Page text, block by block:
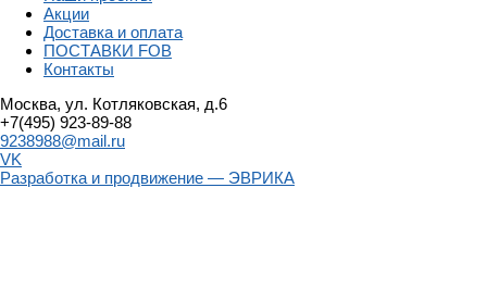
Акции
Доставка и оплата
ПОСТАВКИ FOB
Контакты
Москва, ул. Котляковская, д.6
+7(495) 923-89-88
9238988@mail.ru
VK
Разработка и продвижение — ЭВРИКА